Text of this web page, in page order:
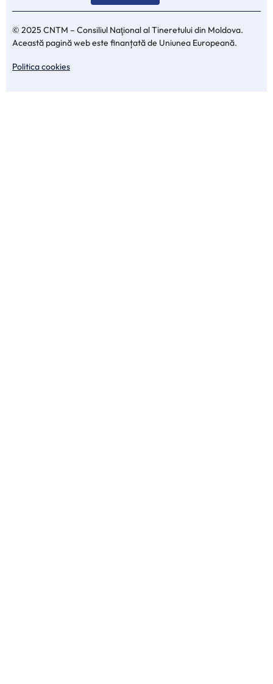
© 2025 CNTM – Consiliul Naţional al Tineretului din Moldova.
Această pagină web este finanțată de Uniunea Europeană.
Politica cookies